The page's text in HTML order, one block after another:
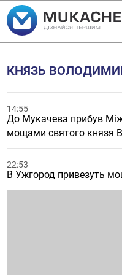
КНЯЗЬ
14:55
До Мукачева прибув
мощами святого князя
22:53
В Ужгород привезуть